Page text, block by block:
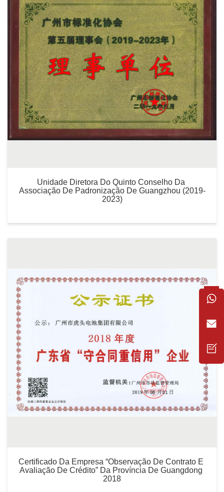
Unidade Diretora Do Quinto Conselho Da
Associação De Padronização De Guangzhou (2019-
2023)
Certificado Da Empresa “Observação De Contrato E
Avaliação De Crédito” Da Província De Guangdong
2018